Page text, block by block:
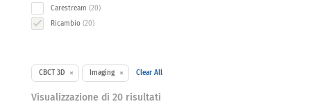
Carestream 2020
Ricambio 2020
CBCT 3D × Imaging × Clear All
Visualizzazione di 20 risultatiPopolarità